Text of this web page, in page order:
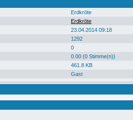
Erdkröte
Erdkröte
23.04.2014 09:18
1292
0
0.00 (0 Stimme(n))
461.8 KB
Gast